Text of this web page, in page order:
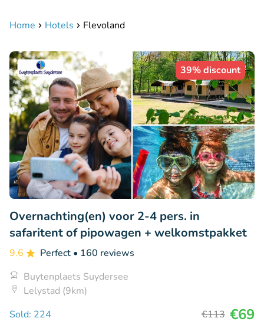
Home Hotels Flevoland
39% discount
Overnachting(en) voor 2-4 pers. in
safaritent of pipowagen + welkomstpakket
9.6 Perfect • 160 reviews
Buytenplaets Suydersee
Lelystad (9km)
Sold: 224
€113 €69